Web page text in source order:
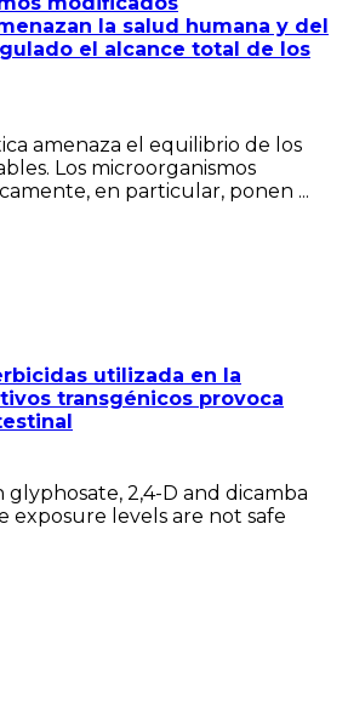
la salud humana y del
el alcance total de los
amenaza el equilibrio de los
Los microorganismos
en particular, ponen ...
utilizada en la
transgénicos provoca
2,4-D and dicamba
exposure levels are not safe